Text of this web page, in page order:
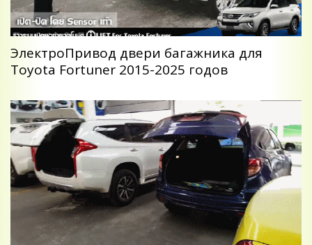
ЭлектроПривод двери багажника для
Toyota Fortuner 2015-2025 годов